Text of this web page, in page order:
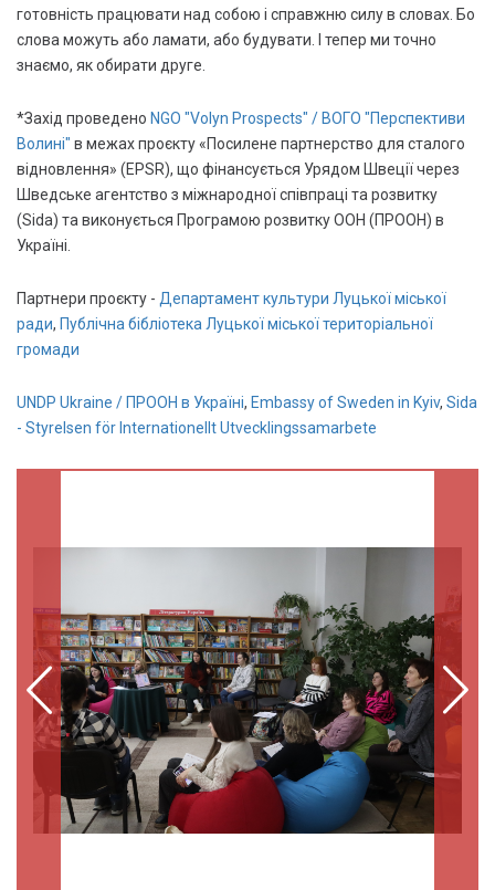
готовність працювати над собою і справжню силу в словах. Бо
слова можуть або ламати, або будувати. І тепер ми точно
знаємо, як обирати друге.
*Захід проведено NGO "Volyn Prospects" / ВОГО "Перспективи
Волині" в межах проєкту «Посилене партнерство для сталого
відновлення» (EPSR), що фінансується Урядом Швеції через
Шведське агентство з міжнародної співпраці та розвитку
(Sida) та виконується Програмою розвитку ООН (ПРООН) в
Україні.
Партнери проєкту - Департамент культури Луцької міської
ради, Публічна бібліотека Луцької міської територіальної
громади
UNDP Ukraine / ПРООН в Україні, Embassy of Sweden in Kyiv, Sida
- Styrelsen för Internationellt Utvecklingssamarbete